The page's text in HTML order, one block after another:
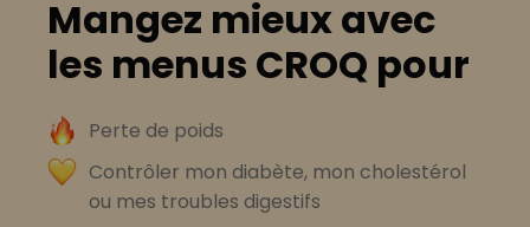
Mangez mieux avec
les menus CROQ pour
Perte de poids
Contrôler mon diabète, mon cholestérol
ou mes troubles digestifs